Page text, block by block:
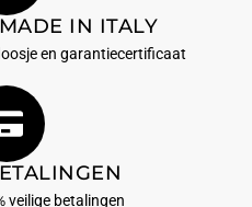
IN ITALY
en garantiecertificaat
veilige betalingen